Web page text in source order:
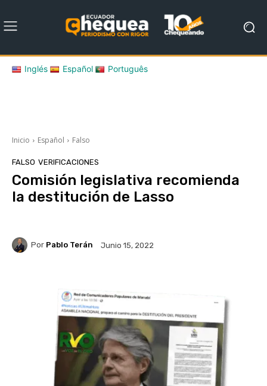
Inglés Español Português
Inicio Español Falso
FALSO VERIFICACIONES
Comisión legislativa recomienda
la destitución de Lasso
Por Pablo Terán Junio 15, 2022